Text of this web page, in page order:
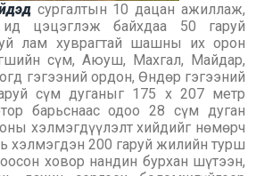
сургалтын 10 дацан ажиллаж,
цэцэглэж байхдаа 50 гаруй
лам хуврагтай шашны их орон
сүм, Аюуш, Махгал, Майдар,
гэгээний ордон, Өндөр гэгээний
сүм дуганыг 175 х 207 метр
барьснаас одоо 28 сүм дуган
хэлмэгдүүлэлт хийдийг нөмөрч
хэлмэгдэн 200 гаруй жилийн турш
ховор нандин бурхан шүтээн,